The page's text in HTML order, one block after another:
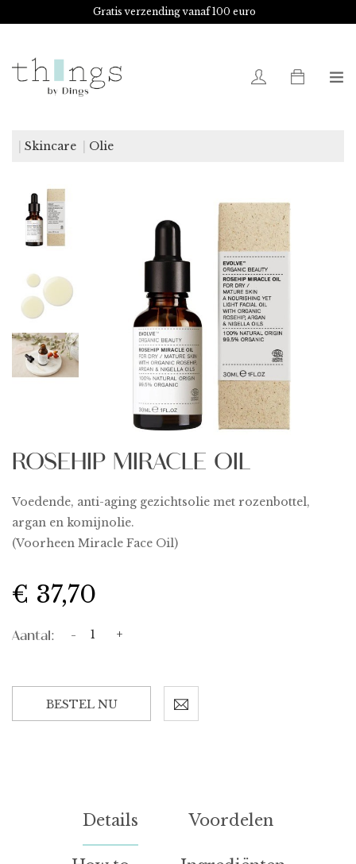
Gratis verzending vanaf 100 euro
Skincare Olie
ROSEHIP MIRACLE OIL
Voedende, anti-aging gezichtsolie met rozenbottel,
argan en komijnolie.
(Voorheen Miracle Face Oil)
€ 37,70
Aantal: - +
BESTEL NU
Details Voordelen